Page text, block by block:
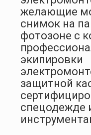
желающие
снимок на
фотозоне с
экипировки
защитной
спецодежде